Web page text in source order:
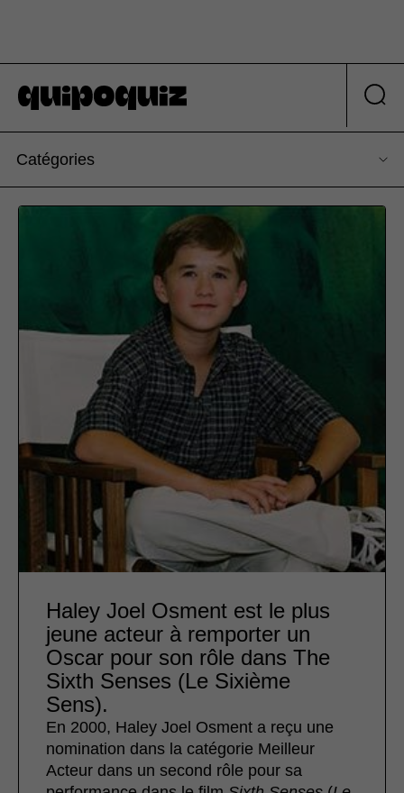
Catégories
Haley Joel Osment est le plus
jeune acteur à remporter un
Oscar pour son rôle dans The
Sixth Senses (Le Sixième
Sens).
En 2000, Haley Joel Osment a reçu une
nomination dans la catégorie Meilleur
Acteur dans un second rôle pour sa